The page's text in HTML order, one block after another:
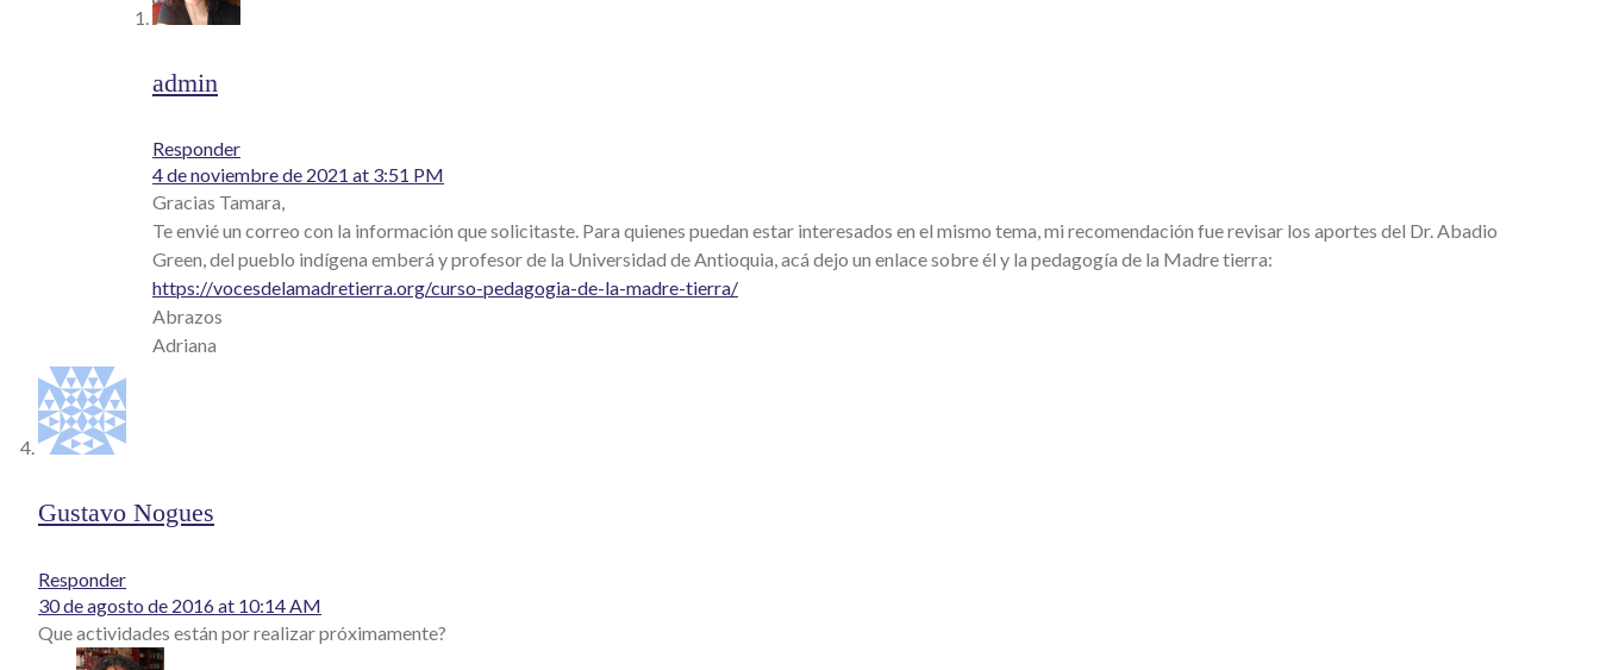
admin
Responder
4 de noviembre de 2021 at 3:51 PM
Gracias Tamara,
Te envié un correo con la información que solicitaste. Para quienes puedan estar interesados en el mismo tema, mi recomendación fue revisar los aportes del Dr. Abadio
Green, del pueblo indígena emberá y profesor de la Universidad de Antioquia, acá dejo un enlace sobre él y la pedagogía de la Madre tierra:
https://vocesdelamadretierra.org/curso-pedagogia-de-la-madre-tierra/
Abrazos
Adriana
Gustavo Nogues
Responder
30 de agosto de 2016 at 10:14 AM
Que actividades están por realizar próximamente?